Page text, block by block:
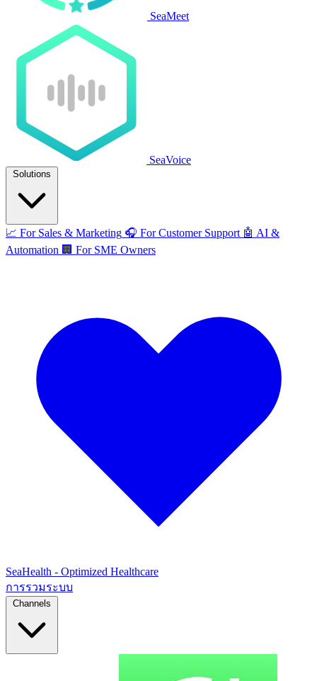
SeaMeet
SeaVoice
Solutions
📈 For Sales & Marketing 🎧 For Customer Support 🤖 AI &
Automation 🏢 For SME Owners
SeaHealth - Optimized Healthcare
การรวมระบบ
Channels